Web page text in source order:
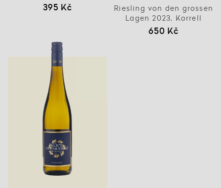
395 Kč
Riesling von den grossen
Lagen 2023, Korrell
650 Kč